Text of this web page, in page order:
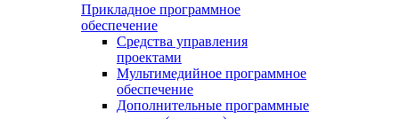
Прикладное программное
обеспечение
Средства управления
проектами
Мультимедийное программное
обеспечение
Дополнительные программные